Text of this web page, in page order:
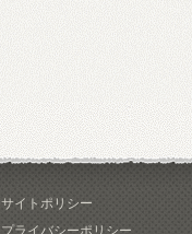
サイトポリシー
プライバシーポリシー